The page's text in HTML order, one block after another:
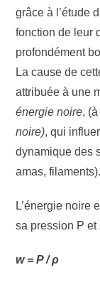
grâce à l’étude
fonction de leur
profondément
La cause de
attribuée à une
énergie noire,
noire), qui
dynamique des
amas, filaments).
L’énergie noire
sa pression P et
w = P / ρ